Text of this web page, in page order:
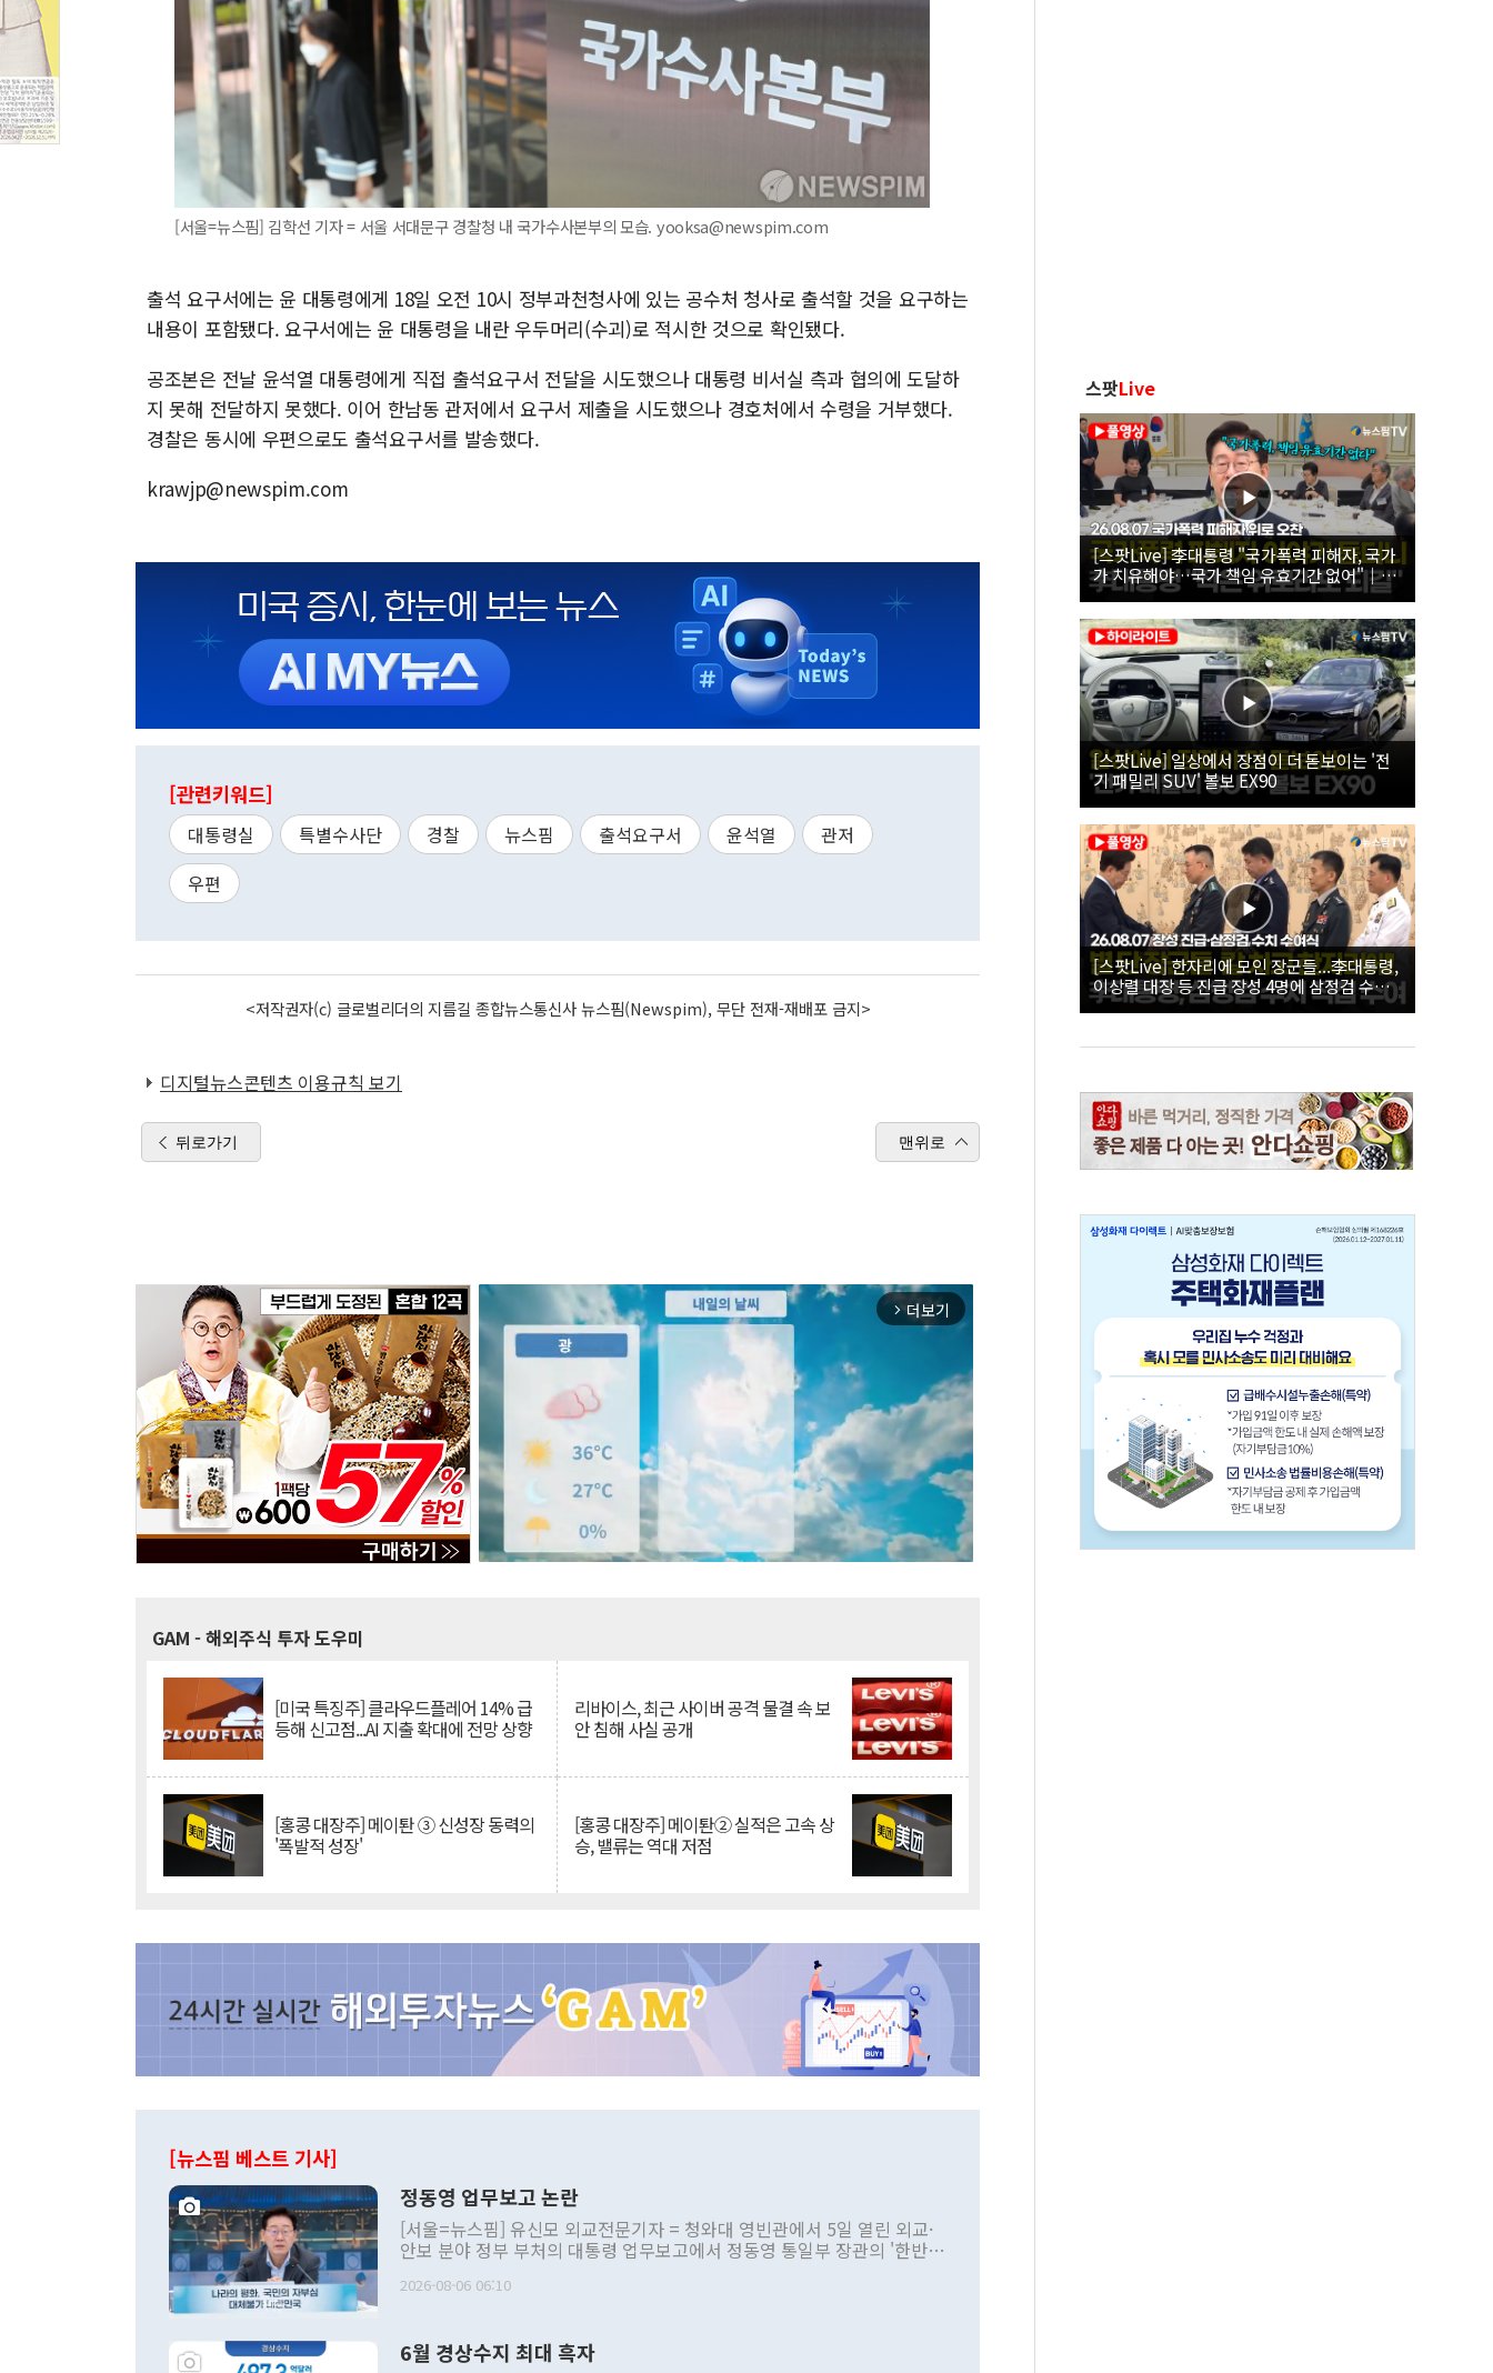
[서울=뉴스핌] 김학선 기자 = 서울 서대문구 경찰청 내 국가수사본부의 모습. yooksa@newspim.com
출석 요구서에는 윤 대통령에게 18일 오전 10시 정부과천청사에 있는 공수처 청사로 출석할 것을 요구하는
내용이 포함됐다. 요구서에는 윤 대통령을 내란 우두머리(수괴)로 적시한 것으로 확인됐다.
공조본은 전날 윤석열 대통령에게 직접 출석요구서 전달을 시도했으나 대통령 비서실 측과 협의에 도달하
지 못해 전달하지 못했다. 이어 한남동 관저에서 요구서 제출을 시도했으나 경호처에서 수령을 거부했다.
경찰은 동시에 우편으로도 출석요구서를 발송했다.
krawjp@newspim.com
[관련키워드]
대통령실 특별수사단 경찰 뉴스핌 출석요구서 윤석열
관저
우편
<저작권자(c) 글로벌리더의 지름길 종합뉴스통신사 뉴스핌(Newspim), 무단 전재-재배포 금지>
디지털뉴스콘텐츠 이용규칙 보기
뒤로가기 맨위로
arrow_forward_ios 더보기
GAM - 해외주식 투자 도우미
[미국 특징주] 클라우드플레어 14% 급
등해 신고점...AI 지출 확대에 전망 상향
리바이스, 최근 사이버 공격 물결 속 보
안 침해 사실 공개
[홍콩 대장주] 메이퇀 ③ 신성장 동력의
'폭발적 성장'
[홍콩 대장주] 메이퇀② 실적은 고속 상
승, 밸류는 역대 저점
[뉴스핌 베스트 기사]
정동영 업무보고 논란
[서울=뉴스핌] 유신모 외교전문기자 = 청와대 영빈관에서 5일 열린 외교·
안보 분야 정부 부처의 대통령 업무보고에서 정동영 통일부 장관의 '한반도
발언 중에는 정부 내 조율을 거치지 않은 사안을 정책으로 추진하겠다고 공
주의적 희망에 근거한 비현실적 구상'이라는 비판을 내놨다. 그동안 정 장
2026-08-06 06:10
6월 경상수지 최대 흑자
스팟Live
[스팟Live] 李대통령 "국가폭력 피해자, 국가
가 치유해야…국가 책임 유효기간 없어"｜
26.08.07 국가폭력 피해자 위로 오찬
[스팟Live] 일상에서 장점이 더 돋보이는 '전
기 패밀리 SUV' 볼보 EX90
[스팟Live] 한자리에 모인 장군들...李대통령,
이상렬 대장 등 진급 장성 4명에 삼정검 수치
직접 수여｜26.08.07 장성 진급·삼정검 수치